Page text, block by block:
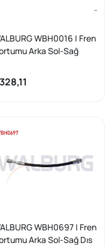
WBH0016 | Fren
Arka Sol-Sağ
2001-2010 /
1999-2005 | 2 Adet
WBH0697 | Fren
Arka Sol-Sağ Dıs